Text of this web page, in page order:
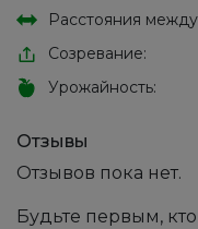
Расстояния
Созревание:
Урожайность:
Отзывы
Отзывов пока нет.
Будьте первым,